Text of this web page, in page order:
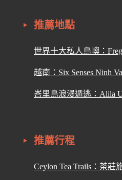
推薦地點
世界十大私人島嶼：
越南：Six Senses Ninh
峇里島浪漫遁逃：Alila
推薦行程
Ceylon Tea Trails：茶莊